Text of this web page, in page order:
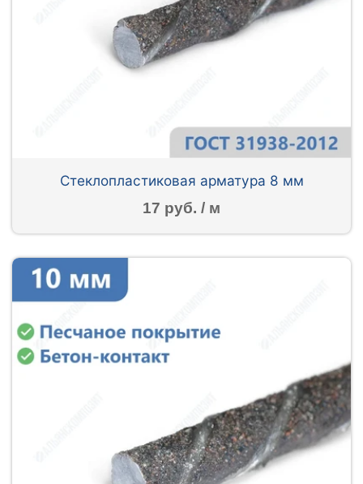
Стеклопластиковая арматура 8 мм
17 руб. / м